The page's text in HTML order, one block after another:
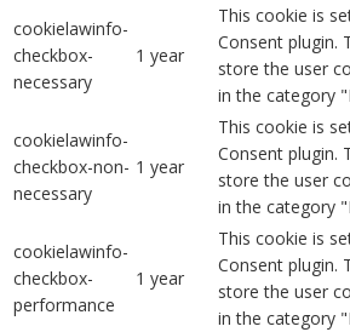
cookielawinfo-
checkbox-
necessary
1 year
This cookie is
Consent plugin.
store the user
in the category
cookielawinfo-
checkbox-non-
necessary
1 year
This cookie is
Consent plugin.
store the user
in the category
cookielawinfo-
checkbox-
performance
1 year
This cookie is
Consent plugin.
store the user
in the category